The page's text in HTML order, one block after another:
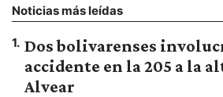
Noticias más leídas
1. Dos bolivarenses
accidente en la 205 a la
Alvear